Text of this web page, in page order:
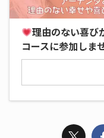
理由のない喜び
コースに参加しま